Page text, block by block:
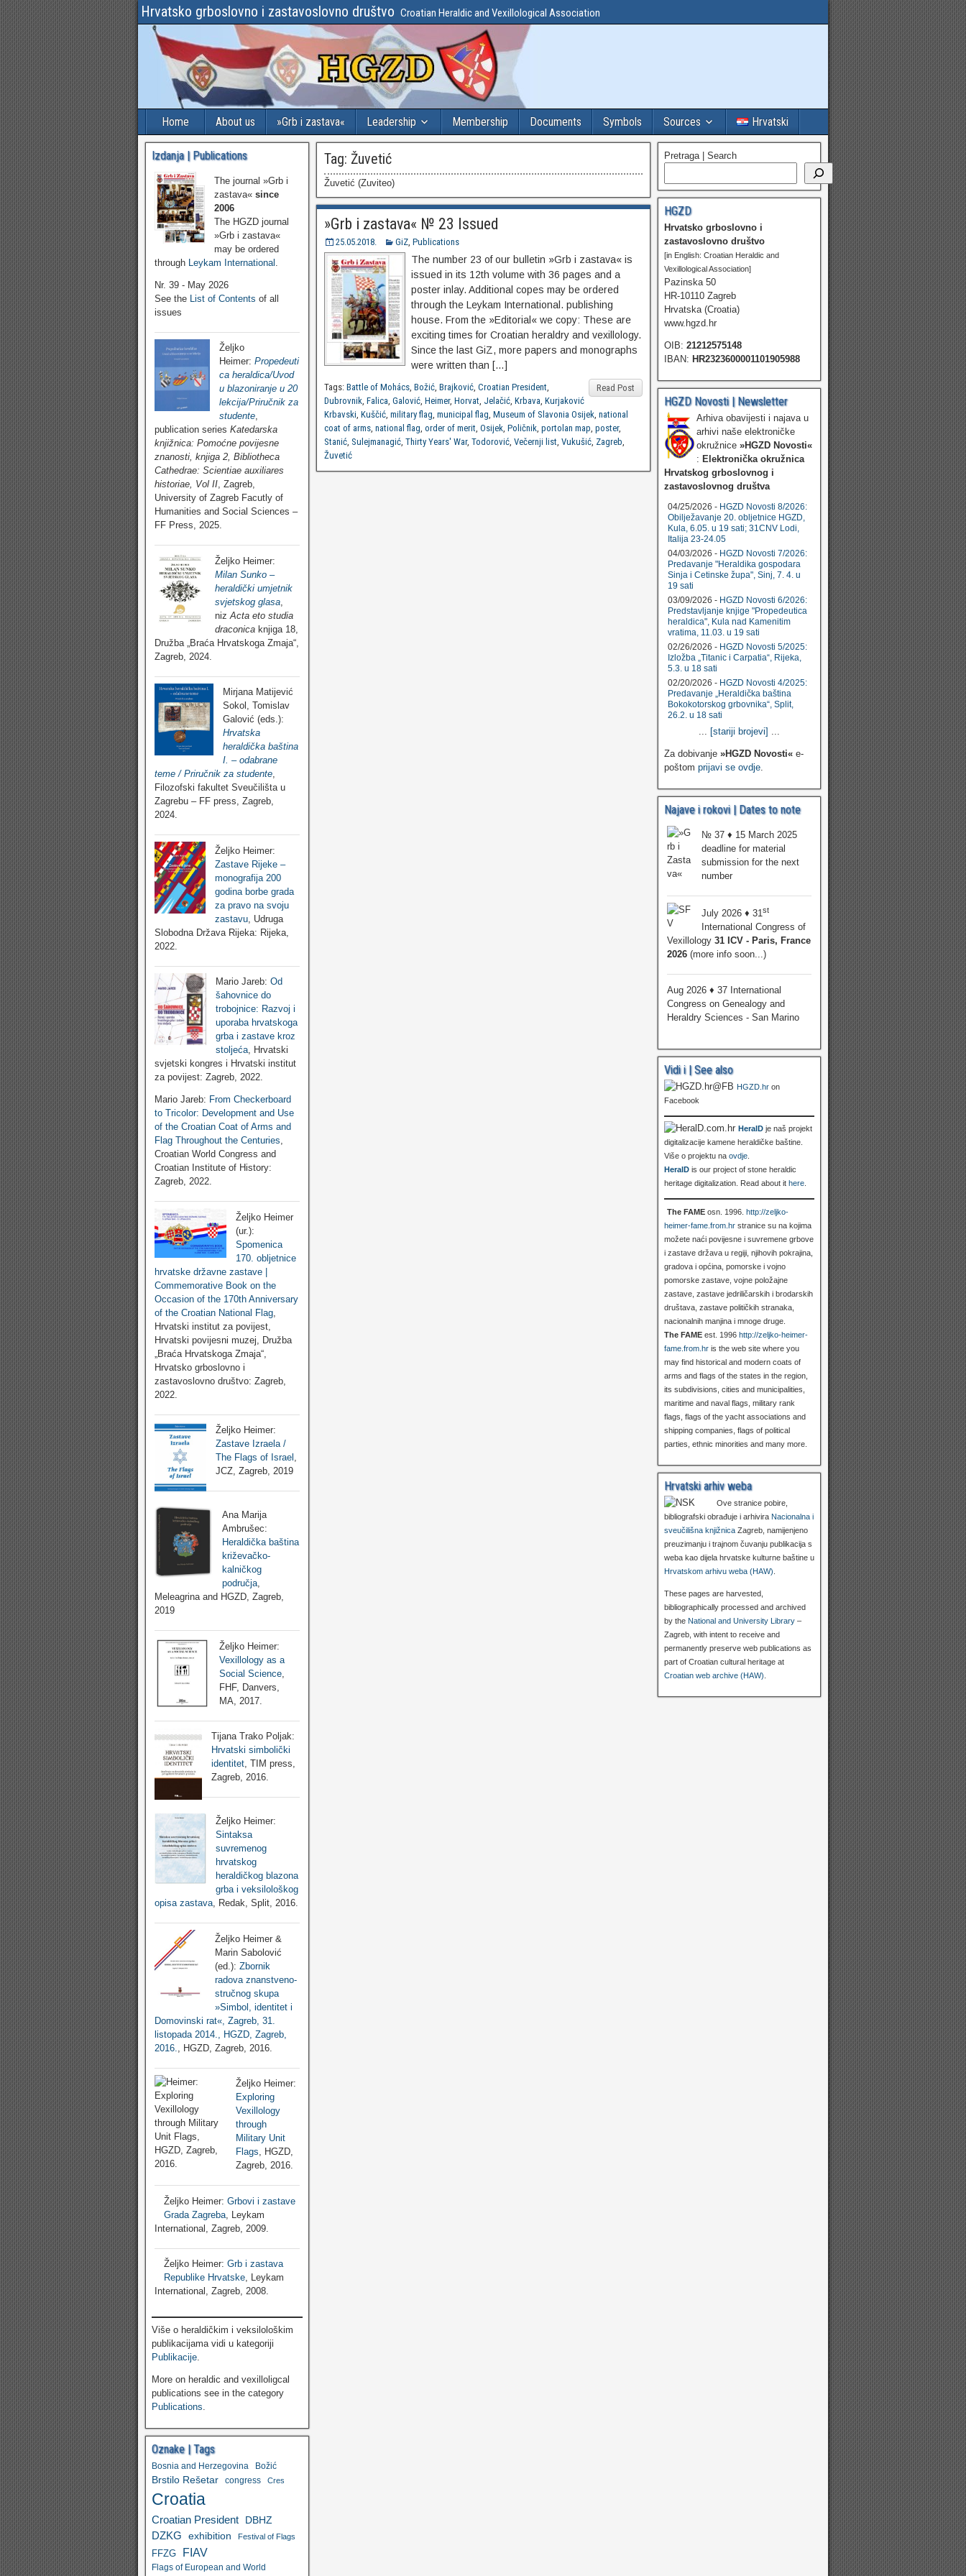
Hrvatsko grboslovno i zastavoslovno društvo Croatian Heraldic and Vexillological Association
Home About us »Grb i zastava« Leadership Membership Documents Symbols Sources Hrvatski
Tag: Žuvetić
Žuvetić (Zuviteo)
»Grb i zastava« № 23 Issued
25.05.2018. GiZ, Publications
The number 23 of our bulletin »Grb i zastava« is
issued in its 12th volume with 36 pages and a
poster inlay. Additional copes may be ordered
through the Leykam International. publishing
house. From the »Editorial« we copy: These are
exciting times for Croatian heraldry and vexillology.
Since the last GiZ, more papers and monographs
were written than […]
Read Post
Tags: Battle of Mohács, Božić, Brajković, Croatian President,
Dubrovnik, Falica, Galović, Heimer, Horvat, Jelačić, Krbava, Kurjaković
Krbavski, Kuščić, military flag, municipal flag, Museum of Slavonia Osijek, national
coat of arms, national flag, order of merit, Osijek, Poličnik, portolan map, poster,
Stanić, Sulejmanagić, Thirty Years' War, Todorović, Večernji list, Vukušić, Zagreb,
Žuvetić
Izdanja | Publications
The journal »Grb i
zastava« since
2006
The HGZD journal
»Grb i zastava«
may be ordered
through Leykam International
Nr. 39 - May 2026
See the List of Contents of all
issues
Željko
Heimer: Propedeuti
ca heraldica/Uvod
u blazoniranje u 20
lekcija/Priručnik za
studente,
publication series Katedarska
knjižnica: Pomoćne povijesne
znanosti, knjiga 2, Bibliotheca
Cathedrae: Scientiae auxiliares
historiae, Vol II, Zagreb,
University of Zagreb Facutly of
Humanities and Social Sciences –
FF Press, 2025.
Željko Heimer:
Milan Sunko –
heraldički umjetnik
svjetskog glasa
niz Acta eto studia
draconica knjiga 18,
Družba „Braća Hrvatskoga Zmaja“,
Zagreb, 2024.
Mirjana Matijević
Sokol, Tomislav
Galović (eds.):
Hrvatska
heraldička baština
I. – odabrane
teme / Priručnik za studente,
Filozofski fakultet Sveučilišta u
Zagrebu – FF press, Zagreb,
2024.
Željko Heimer:
Zastave Rijeke –
monografija 200
godina borbe grada
za pravo na svoju
zastavu, Udruga
Slobodna Država Rijeka: Rijeka,
2022.
Mario Jareb: Od
šahovnice do
trobojnice: Razvoj i
uporaba hrvatskoga
grba i zastave kroz
stoljeća, Hrvatski
svjetski kongres i Hrvatski institut
za povijest: Zagreb, 2022.
Mario Jareb: From Checkerboard
to Tricolor: Development and Use
of the Croatian Coat of Arms and
Flag Throughout the Centuries,
Croatian World Congress and
Croatian Institute of History:
Zagreb, 2022.
Željko Heimer
(ur.):
Spomenica
170. obljetnice
hrvatske državne zastave |
Commemorative Book on the
Occasion of the 170th Anniversary
of the Croatian National Flag
Hrvatski institut za povijest,
Hrvatski povijesni muzej, Družba
„Braća Hrvatskoga Zmaja“,
Hrvatsko grboslovno i
zastavoslovno društvo: Zagreb,
2022.
Željko Heimer:
Zastave Izraela /
The Flags of Israel ,
JCZ, Zagreb, 2019
Ana Marija
Ambrušec:
Heraldička baština
križevačko-
kalničkog
područja,
Meleagrina and HGZD, Zagreb,
2019
Željko Heimer:
Vexillology as a
Social Science
FHF, Danvers,
MA, 2017.
Tijana Trako Poljak:
Hrvatski simbolički
identitet, TIM press,
Zagreb, 2016.
Željko Heimer:
Sintaksa
suvremenog
hrvatskog
heraldičkog blazona
grba i veksilološkog
opisa zastava, Redak, Split, 2016.
Željko Heimer &
Marin Sabolović
(ed.): Zbornik
radova znanstveno-
stručnog skupa
»Simbol, identitet i
Domovinski rat«, Zagreb, 31.
listopada 2014., HGZD, Zagreb,
2016.
, HGZD, Zagreb, 2016.
Željko Heimer:
Exploring
Vexillology
through
Military Unit
Flags, HGZD,
Zagreb, 2016.
Željko Heimer: Grbovi i zastave
Grada Zagreba , Leykam
International, Zagreb, 2009.
Željko Heimer: Grb i zastava
Republike Hrvatske, Leykam
International, Zagreb, 2008.
Više o heraldičkim i veksilološkim
publikacijama vidi u kategoriji
Publikacije
More on heraldic and vexilloligcal
publications see in the category
Publications
Oznake | Tags
Bosnia and Herzegovina Božić
Brstilo Rešetar congress Cres
Croatia
Croatian President DBHZ
DZKG exhibition Festival of Flags
FFZG FIAV
Flags of European and World
Pretraga | Search
HGZD
Hrvatsko grboslovno i
zastavoslovno društvo
[in English: Croatian Heraldic and
Vexillological Association]
Pazinska 50
HR-10110 Zagreb
Hrvatska (Croatia)
www.hgzd.hr
OIB: 21212575148
IBAN: HR2323600001101905988
HGZD Novosti | Newsletter
Arhiva obavijesti i najava u
arhivi naše elektroničke
okružnice »HGZD Novosti«
: Elektronička okružnica
Hrvatskog grboslovnog i
zastavoslovnog društva
04/25/2026 - HGZD Novosti 8/2026:
Obilježavanje 20. obljetnice HGZD,
Kula, 6.05. u 19 sati; 31CNV Lodi,
Italija 23-24.05
04/03/2026 - HGZD Novosti 7/2026:
Predavanje "Heraldika gospodara
Sinja i Cetinske župa", Sinj, 7. 4. u
19 sati
03/09/2026 - HGZD Novosti 6/2026:
Predstavljanje knjige "Propedeutica
heraldica", Kula nad Kamenitim
vratima, 11.03. u 19 sati
02/26/2026 - HGZD Novosti 5/2025:
Izložba „Titanic i Carpatia“, Rijeka,
5.3. u 18 sati
02/20/2026 - HGZD Novosti 4/2025:
Predavanje „Heraldička baština
Bokokotorskog grbovnika“, Split,
26.2. u 18 sati
... [stariji brojevi] ...
Za dobivanje »HGZD Novosti«e-
poštom prijavi se ovdje.
Najave i rokovi | Dates to note
№ 37 ♦ 15 March 2025
deadline for material
submission for the next
number
July 2026 ♦ 31st
International Congress of
Vexillology 31 ICV - Paris, France
2026(more info soon...)
Aug 2026 ♦ 37 International
Congress on Genealogy and
Heraldry Sciences - San Marino
Vidi i | See also
HGZD.hron
Facebook
HeralDje naš projekt
digitalizacije kamene heraldičke baštine.
Više o projektu na ovdje.
HeralDis our project of stone heraldic
heritage digitalization. Read about it here.
The FAMEosn. 1996. http://zeljko-
heimer-fame.from.hrstranice su na kojima
možete naći povijesne i suvremene grbove
i zastave država u regiji, njihovih pokrajina,
gradova i općina, pomorske i vojno
pomorske zastave, vojne položajne
zastave, zastave jedriličarskih i brodarskih
društava, zastave političkih stranaka,
nacionalnih manjina i mnoge druge.
The FAMEest. 1996 http://zeljko-heimer-
fame.from.hris the web site where you
may find historical and modern coats of
arms and flags of the states in the region,
its subdivisions, cities and municipalities,
maritime and naval flags, military rank
flags, flags of the yacht associations and
shipping companies, flags of political
parties, ethnic minorities and many more.
Hrvatski arhiv weba
Ove stranice pobire,
bibliografski obrađuje i arhivira Nacionalna i
sveučilišna knjižnicaZagreb, namijenjeno
preuzimanju i trajnom čuvanju publikacija s
weba kao dijela hrvatske kulturne baštine u
Hrvatskom arhivu weba (HAW)
These pages are harvested,
bibliographically processed and archived
by the National and University Library–
Zagreb, with intent to receive and
permanently preserve web publications as
part of Croatian cultural heritage at
Croatian web archive (HAW)